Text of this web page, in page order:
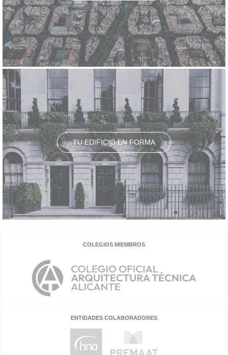
TU EDIFICIO EN FORMA
COLEGIOS MIEMBROS
ENTIDADES COLABORADORES